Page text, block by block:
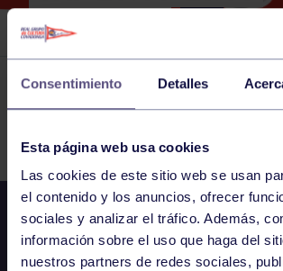
Consentimiento Detalles
Esta página web usa cookies
Las cookies de este sitio web se usan
el contenido y los anuncios, ofrecer
sociales y analizar el tráfico. Además,
información sobre el uso que haga del
nuestros partners de redes sociales,
GIMNASIO